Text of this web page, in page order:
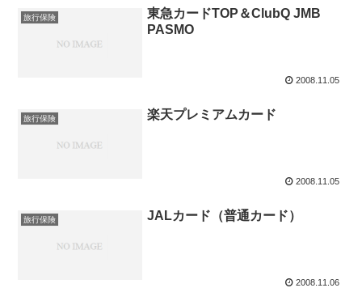
旅行保険
東急カードTOP＆ClubQ JMB
PASMO
2008.11.05
旅行保険 楽天プレミアムカード
2008.11.05
旅行保険 JALカード（普通カード）
2008.11.06